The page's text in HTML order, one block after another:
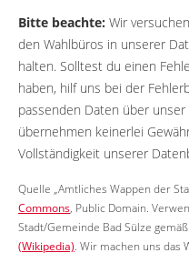
Bitte beachte: Wir
den Wahlbüros in unserer
halten. Solltest du einen
haben, hilf uns bei der
passenden Daten über unser
übernehmen keinerlei
Vollständigkeit unserer
Quelle „Amtliches Wappen der
Commons, Public Domain.
Stadt/Gemeinde Bad Sülze
(Wikipedia). Wir machen uns das